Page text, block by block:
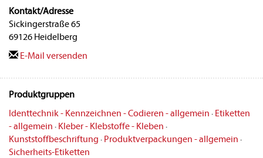
Kontakt/Adresse
Sickingerstraße 65
69126 Heidelberg
E-Mail versenden
Produktgruppen
Identtechnik - Kennzeichnen - Codieren - allgemein · Etiketten
- allgemein · Kleber - Klebstoffe - Kleben ·
Kunststoffbeschriftung · Produktverpackungen - allgemein ·
Sicherheits-Etiketten